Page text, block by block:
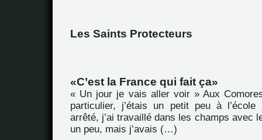
Les Saints Protecteurs
C’est la France qui fait ça
« Un jour je vais aller voir » Aux
particulier, j’étais un petit peu à l’école
arrêté, j’ai travaillé dans les champs avec
un peu, mais j’avais (…)